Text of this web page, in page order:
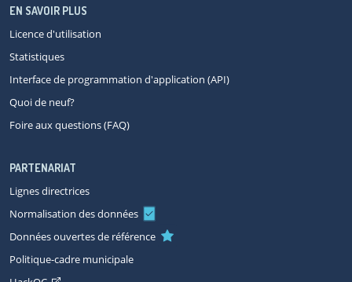
EN SAVOIR PLUS
Licence d'utilisation
Statistiques
Interface de programmation d'application (API)
Quoi de neuf?
Foire aux questions (FAQ)
PARTENARIAT
Lignes directrices
Normalisation des données
Données ouvertes de référence
Politique-cadre municipale